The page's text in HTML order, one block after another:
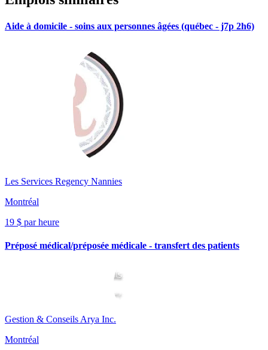
Aide à domicile - soins aux personnes âgées (québec - j7p 2h6)
Les Services Regency Nannies
Montréal
19 $ par heure
Préposé médical/préposée médicale - transfert des patients
Gestion & Conseils Arya Inc.
Montréal